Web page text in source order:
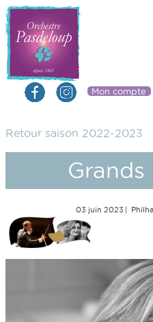
Mon compte
Retour saison 2022-2023
03 juin 2023